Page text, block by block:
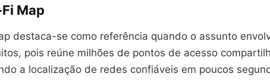
Map
destaca-se como referência quando o assunto
pois reúne milhões de pontos de acesso
a localização de redes confiáveis em poucos